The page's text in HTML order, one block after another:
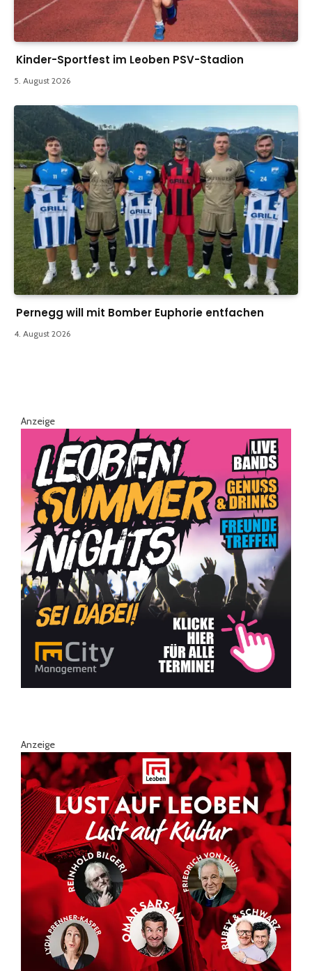
Kinder-Sportfest im Leoben PSV-Stadion
5. August 2026
Pernegg will mit Bomber Euphorie entfachen
4. August 2026
Anzeige
Anzeige